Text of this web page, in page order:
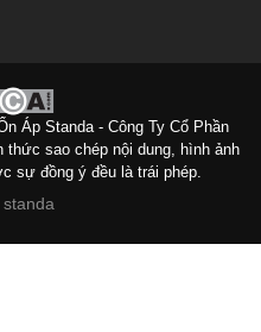
Áp Standa - Công Ty Cổ Phần
thức sao chép nội dung, hình ảnh
sự đồng ý đều là trái phép.